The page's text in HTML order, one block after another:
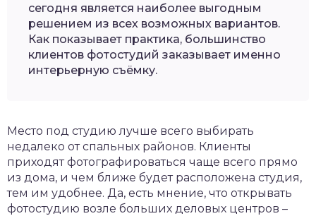
сегодня является наиболее выгодным
решением из всех возможных вариантов.
Как показывает практика, большинство
клиентов фотостудий заказывает именно
интерьерную съёмку.
Место под студию лучше всего выбирать
недалеко от спальных районов. Клиенты
приходят фотографироваться чаще всего прямо
из дома, и чем ближе будет расположена студия,
тем им удобнее. Да, есть мнение, что открывать
фотостудию возле больших деловых центров –